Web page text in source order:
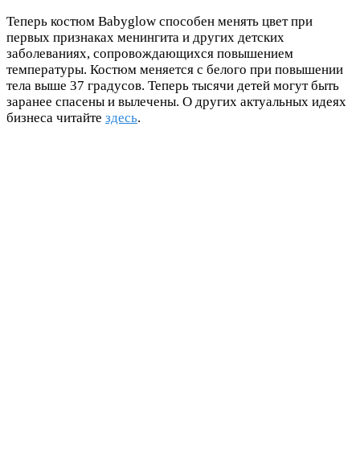
Теперь костюм Babyglow способен менять цвет при
первых признаках менингита и других детских
заболеваниях, сопровождающихся повышением
температуры. Костюм меняется с белого при повышении
тела выше 37 градусов. Теперь тысячи детей могут быть
заранее спасены и вылечены. О других актуальных идеях
бизнеса читайте здесь.